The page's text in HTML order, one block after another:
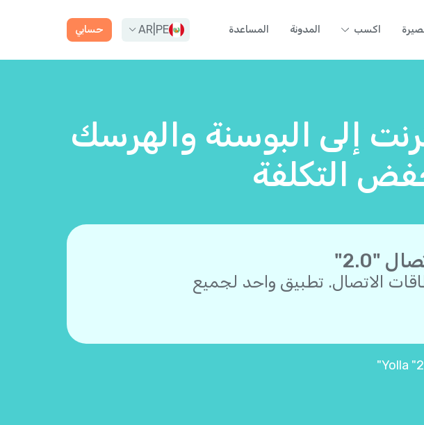
اكسب المدونة المساعدة PE
AR حسابي
إلى البوسنة والهرسك
التكلفة
"2.0"
الاتصال. تطبيق واحد لجميع